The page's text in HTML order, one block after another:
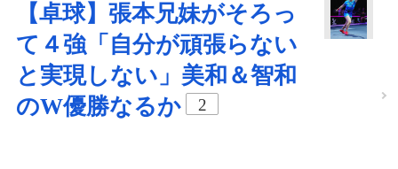
【卓球】張本兄妹がそろっ
て４強「自分が頑張らない
と実現しない」美和＆智和
のW優勝なるか
2